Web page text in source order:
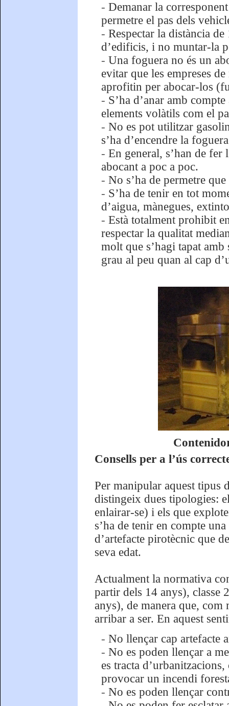
- Demanar la
permetre el pas dels
- Respectar la distància
d’edificis, i no muntar-la
- Una foguera no és un
evitar que les empreses
aprofitin per abocar-los
- S’ha d’anar amb
elements volàtils com el
- No es pot utilitzar
s’ha d’encendre la
- En general, s’han de fer
abocant a poc a poc.
- No s’ha de permetre
- S’ha de tenir en tot
d’aigua, mànegues,
- Està totalment prohibit
respectar la qualitat
molt que s’hagi tapat
grau al peu quan al cap
Consells per a l’ús
Per manipular aquest tipus
distingeix dues tipologies:
enlairar-se) i els que
s’ha de tenir en compte
d’artefacte pirotècnic que
seva edat.
Actualment la normativa
partir dels 14 anys), classe
anys), de manera que, com
arribar a ser. En aquest
- No llençar cap artefacte
- No es poden llençar a
es tracta
provocar un incendi
- No es poden llençar